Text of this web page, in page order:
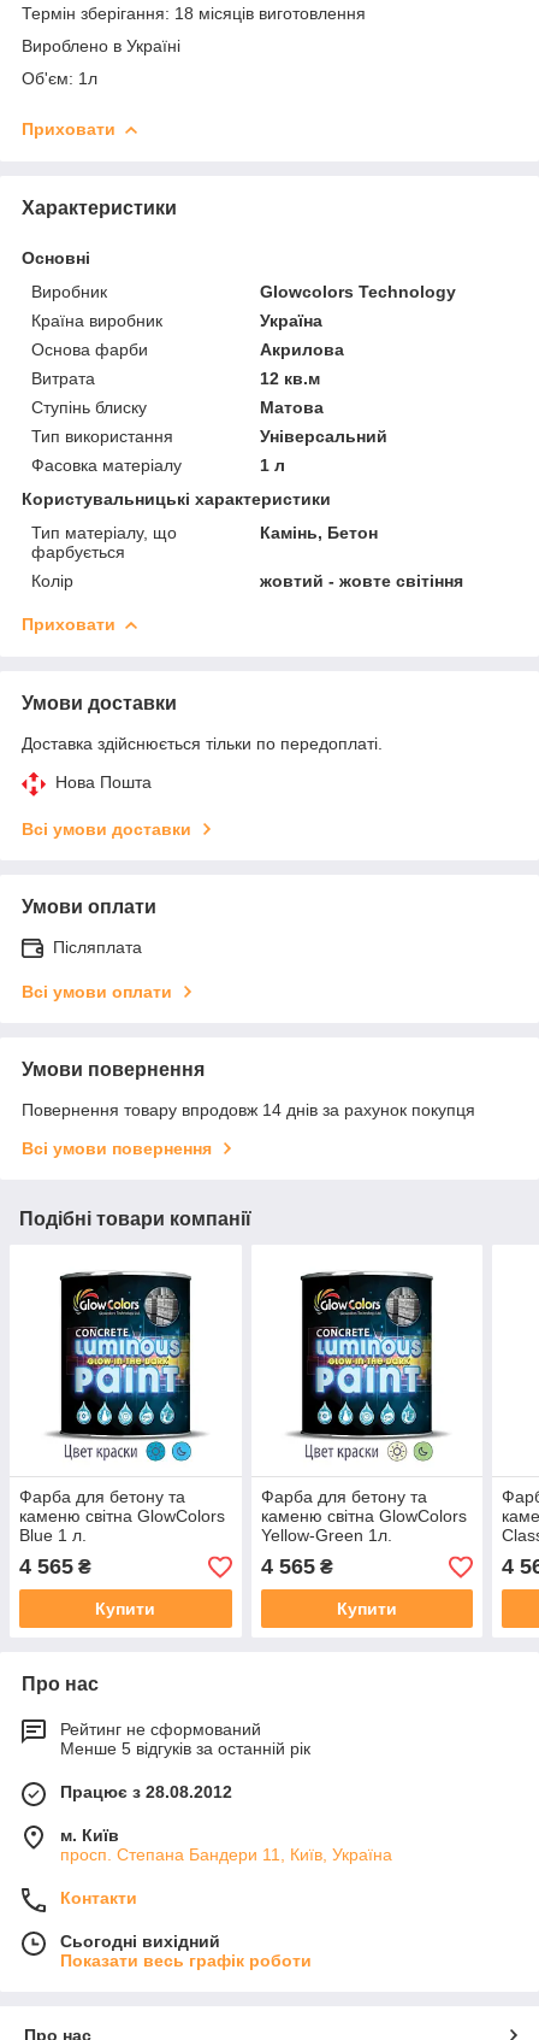
Термін зберігання: 18 місяців виготовлення
Вироблено в Україні
Об'єм: 1л
Приховати
Характеристики
Основні
Виробник
Glowcolors Technology
Країна виробник
Україна
Основа фарби
Акрилова
Витрата
12 кв.м
Ступінь блиску
Матова
Тип використання
Універсальний
Фасовка матеріалу
1 л
Користувальницькі характеристики
Тип матеріалу, що
фарбується
Камінь, Бетон
Колір жовтий - жовте світіння
Приховати
Умови доставки
Доставка здійснюється тільки по передоплаті.
Нова Пошта
Всі умови доставки
Умови оплати
Післяплата
Всі умови оплати
Умови повернення
Повернення товару впродовж 14 днів за рахунок покупця
Всі умови повернення
Подібні товари компанії
Фарба для бетону та
каменю світна GlowColors
Blue 1 л.
4 565 ₴
Купити
Фарба для бетону та
каменю світна GlowColors
Yellow-Green 1л.
4 565₴
Купити
4
Про нас
Рейтинг не сформований
Менше 5 відгуків за останній рік
Працює з 28.08.2012
м. Київ
просп. Степана Бандери 11, Київ, Україна
Контакти
Сьогодні вихідний
Показати весь графік роботи
Про нас